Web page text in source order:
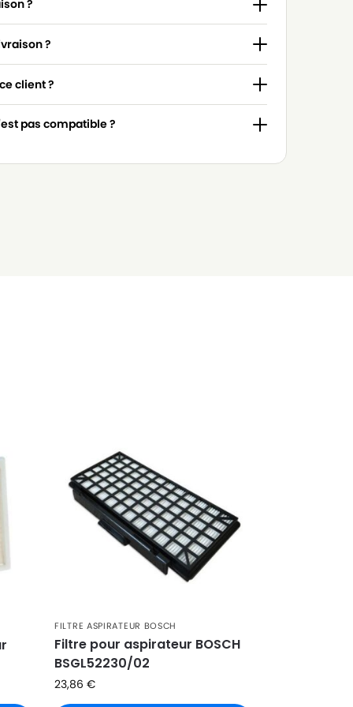
?
?
client ?
pas compatible ?
FILTRE ASPIRATEUR BOSCH
Filtre pour aspirateur BOSCH
BSGL52230/02
23,86€